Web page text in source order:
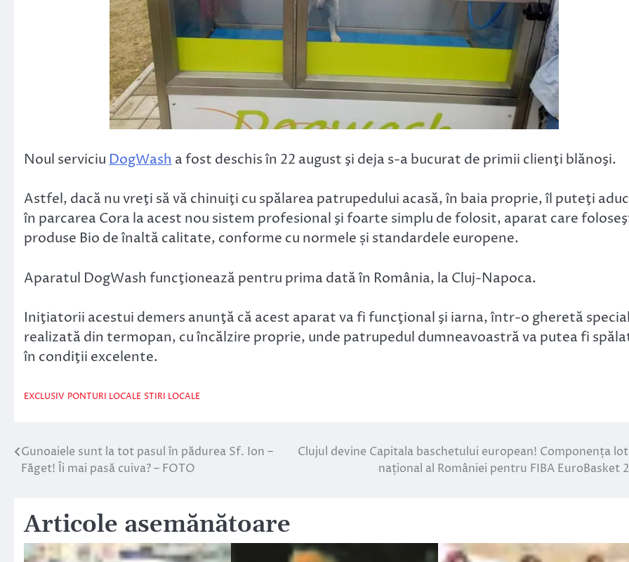
Noul serviciu DogWash a fost deschis în 22 august şi deja s-a bucurat de primii clienţi blănoşi.
Astfel, dacă nu vreţi să vă chinuiţi cu spălarea patrupedului acasă, în baia proprie, îl puteţi
în parcarea Cora la acest nou sistem profesional şi foarte simplu de folosit, aparat care
produse Bio de înaltă calitate, conforme cu normele și standardele europene.
Aparatul DogWash funcţionează pentru prima dată în România, la Cluj-Napoca.
Iniţiatorii acestui demers anunţă că acest aparat va fi funcţional şi iarna, într-o gheretă special
realizată din termopan, cu încălzire proprie, unde patrupedul dumneavoastră va putea fi
în condiţii excelente.
EXCLUSIV PONTURI LOCALE STIRI LOCALE
Navigare
Gunoaiele sunt la tot pasul în pădurea Sf. Ion –
Făget! Îi mai pasă cuiva? – FOTO
Clujul devine Capitala baschetului european! Componența
național al României pentru FIBA EuroBasket
Articole asemănătoare